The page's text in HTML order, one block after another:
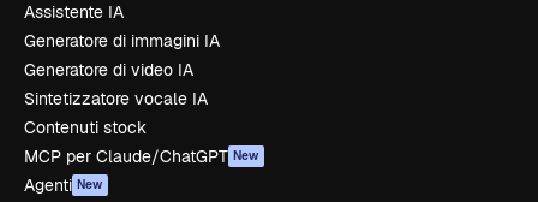
Assistente IA
Generatore di immagini IA
Generatore di video IA
Sintetizzatore vocale IA
Contenuti stock
MCP per Claude/ChatGPT New
Agenti New